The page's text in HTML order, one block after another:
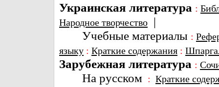
Украинская литература :
Народное творчество |
Учебные материалы :
языку : Краткие содержания :
Зарубежная литература :
На русском : Краткие